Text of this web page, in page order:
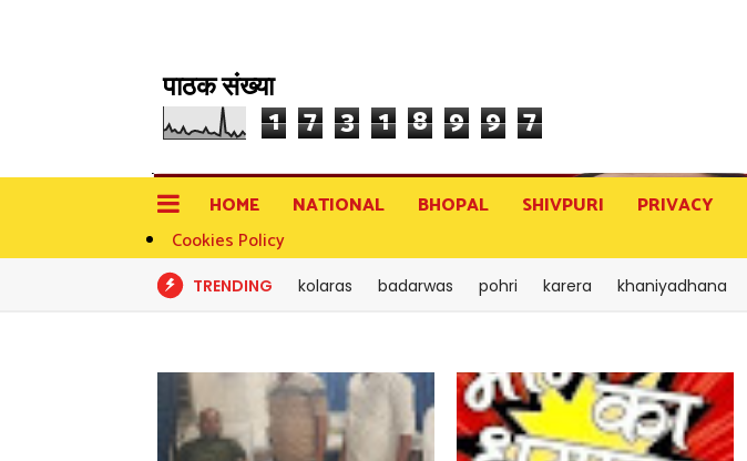
पाठक संख्या
1 7 3 1 8 9 9 7
HOME NATIONAL BHOPAL SHIVPURI PRIVACY
Cookies Policy
TRENDING kolaras badarwas pohri karera khaniyadhana